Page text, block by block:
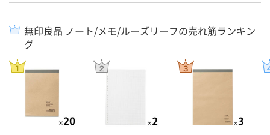
無印良品 ノート/メモ/ルーズリーフの売れ筋ランキン
グ